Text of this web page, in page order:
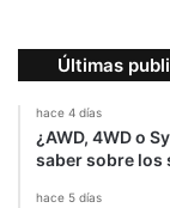
Últimas
hace 4 días
¿AWD, 4WD o
saber sobre los
hace 5 días